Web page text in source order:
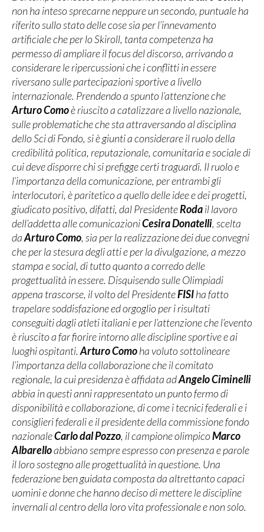
non ha inteso sprecarne neppure un secondo, puntuale ha
riferito sullo stato delle cose sia per l’innevamento
artificiale che per lo Skiroll, tanta competenza ha
permesso di ampliare il focus del discorso, arrivando a
considerare le ripercussioni che i conflitti in essere
riversano sulle partecipazioni sportive a livello
internazionale. Prendendo a spunto l’attenzione che
Arturo Comoè riuscito a catalizzare a livello nazionale,
sulle problematiche che sta attraversando al disciplina
dello Sci di Fondo, si è giunti a considerare il ruolo della
credibilità politica, reputazionale, comunitaria e sociale di
cui deve disporre chi si prefigge certi traguardi. Il ruolo e
l’importanza della comunicazione, per entrambi gli
interlocutori, è paritetico a quello delle idee e dei progetti,
giudicato positivo, difatti, dal PresidenteRodail lavoro
dell’addetta alle comunicazioniCesira Donatelli, scelta
daArturo Como, sia per la realizzazione dei due convegni
che per la stesura degli atti e per la divulgazione, a mezzo
stampa e social, di tutto quanto a corredo delle
progettualità in essere. Disquisendo sulle Olimpiadi
appena trascorse, il volto del PresidenteFISIha fatto
trapelare soddisfazione ed orgoglio per i risultati
conseguiti dagli atleti italiani e per l’attenzione che l’evento
è riuscito a far fiorire intorno alle discipline sportive e ai
luoghi ospitanti. Arturo Comoha voluto sottolineare
l’importanza della collaborazione che il comitato
regionale, la cui presidenza è affidata adAngelo Ciminelli
abbia in questi anni rappresentato un punto fermo di
disponibilità e collaborazione, di come i tecnici federali e i
consiglieri federali e il presidente della commissione fondo
nazionaleCarlo dal Pozzo, il campione olimpicoMarco
Albarelloabbiano sempre espresso con presenza e parole
il loro sostegno alle progettualità in questione. Una
federazione ben guidata composta da altrettanto capaci
uomini e donne che hanno deciso di mettere le discipline
invernali al centro della loro vita professionale e non solo.